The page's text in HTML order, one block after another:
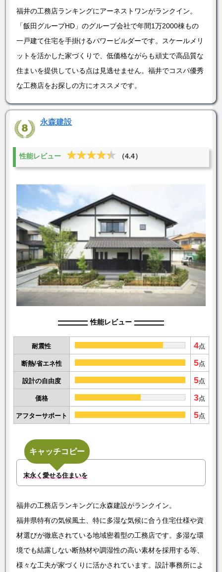
福井の工務店ランキングにアーネストワンがランクイン。
「飯田グループHD」のグループ会社で年間1万2000棟もの
一戸建て住宅を手掛けるパワービルダーです。スケールメリ
ットを活かした家づくりで、低価格ながらも頑丈で高品質な
住まいを提供している点は見逃せません。福井でコスパ優秀
な工務店をお探しの方にオススメです。
永森建設
性能レビュー ★★★★★
★★★★★ （4.4）
性能レビュー
耐震性 4点
断熱/省エネ性 5点
設計の自由度 5点
価格 3点
アフターサポート 5点
キャッチコピー
末永く愛せる住まいを
福井の工務店ランキングに永森建設がランクイン。
福井県特有の気候風土、特に多湿な気候に合う住宅仕様や資
材選びが徹底されている地域密着型の工務店です。多湿な環
境でも結露しない断熱材や調湿性の高い素材を採用する等、
様々な工夫が家づくりに活かされています。設計事務所によ